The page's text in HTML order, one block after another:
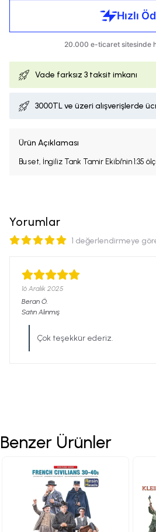
Vade farksız 3 taksit imkanı
3000TL ve üzeri alışverişlerde
Ürün Açıklaması
Bu set, İngiliz Tank Tamir Ekibi'nin 1:35
Yorumlar
1 değerlendirmeye
16 Aralık 2025
Beran Ö.
Satın Alınmış
Çok teşekkür ederiz.
Benzer Ürünler